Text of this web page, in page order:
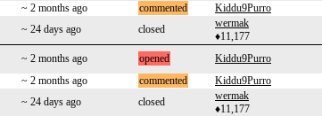
~ 2 months ago commented Kiddu9Purro
~ 24 days ago closed
wermak
♦11,177
~ 2 months ago opened Kiddu9Purro
~ 2 months ago commented Kiddu9Purro
~ 24 days ago closed
wermak
♦11,177